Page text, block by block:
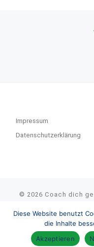
Impressum
Datenschutzerklärung
© 2026 Coach dich
Diese Website benutzt
die Inhalte
Akzeptieren